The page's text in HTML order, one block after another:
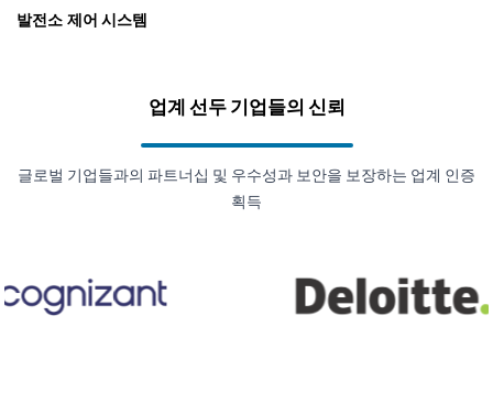
발전소 제어 시스템
업계 선두 기업들의 신뢰
글로벌 기업들과의 파트너십 및 우수성과 보안을 보장하는 업계 인증
획득